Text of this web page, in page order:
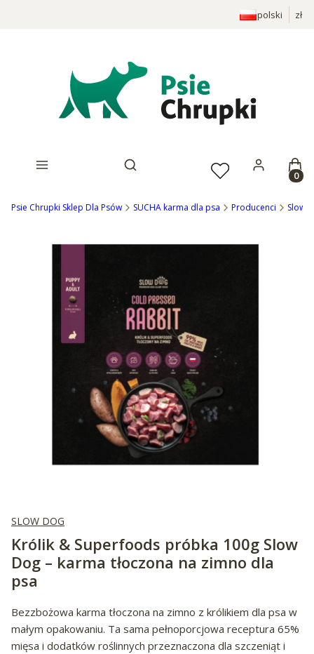
polski zł
Otwórz wyszukiwarkę
Psie Chrupki Sklep Dla Psów SUCHA karma dla psa Producenci Slow
SLOW DOG
Królik & Superfoods próbka 100g Slow
Dog – karma tłoczona na zimno dla
psa
Bezzbożowa karma tłoczona na zimno z królikiem dla psa w
małym opakowaniu. Ta sama pełnoporcjowa receptura 65%
mięsa i dodatków roślinnych przeznaczona dla szczeniąt i